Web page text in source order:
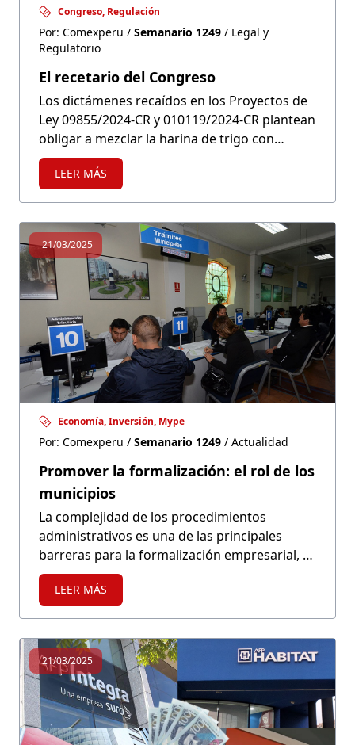
Congreso, Regulación
Por: Comexperu / Semanario 1249 / Legal y
Regulatorio
El recetario del Congreso
Los dictámenes recaídos en los Proyectos de
Ley 09855/2024-CR y 010119/2024-CR plantean
obligar a mezclar la harina de trigo con
quinua y granos andinos para su venta. No se
ha considerado que ello encarecerá los
consumidores.
LEER MÁS
21/03/2025
Economía, Inversión, Mype
Por: Comexperu / Semanario 1249 / Actualidad
Promover la formalización: el rol de los
municipios
La complejidad de los procedimientos
administrativos es una de las principales
barreras para la formalización empresarial, ya
que muchos emprendedores prefieren
operar de manera informal para evitar los
piden más requisitos para obtener una
licencia de funcionamiento?
LEER MÁS
21/03/2025